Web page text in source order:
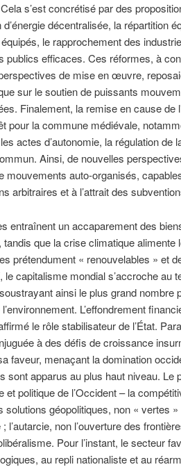
s’est concrétisé par des
décentralisée, la répartition
le rapprochement des
publics efficaces. Ces réformes, à
de mise en œuvre,
sur le soutien de puissants
Finalement, la remise en cause de
pour la commune médiévale,
actes d’autonomie, la régulation de
Ainsi, de nouvelles
mouvements auto-organisés,
arbitraires et à l’attrait des
entraînent un accaparement des
que la crise climatique alimente
prétendument « renouvelables » et
capitalisme mondial s’accroche au
ainsi le plus grand nombre
L’effondrement
le rôle stabilisateur de l’État.
à des défis de croissance
faveur, menaçant la domination
sont apparus au plus haut niveau. Le
politique de l’Occident – ​​la
géopolitiques, non « vertes »
non l’ouverture des
Pour l’instant, le secteur
au repli nationaliste et au